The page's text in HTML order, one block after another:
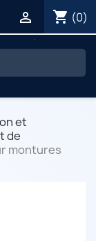
shopping_cart (0)

et
de
montures